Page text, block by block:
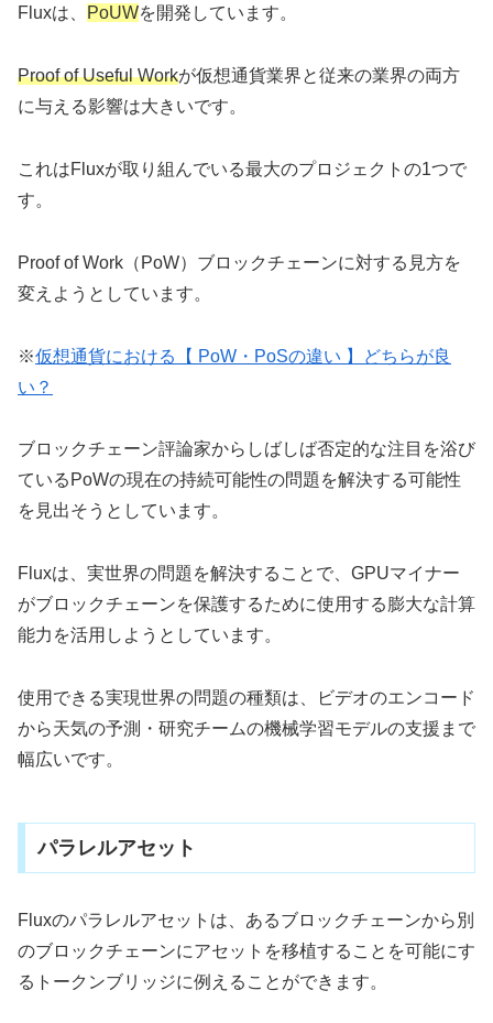
Fluxは、 PoUWを開発しています。
Proof of Useful Workが仮想通貨業界と従来の業界の両方
に与える影響は大きいです。
これはFluxが取り組んでいる最大のプロジェクトの1つで
す。
Proof of Work（PoW）ブロックチェーンに対する見方を
変えようとしています。
※仮想通貨における【 PoW・PoSの違い 】どちらが良
い？
ブロックチェーン評論家からしばしば否定的な注目を浴び
ているPoWの現在の持続可能性の問題を解決する可能性
を見出そうとしています。
Fluxは、実世界の問題を解決することで、GPUマイナー
がブロックチェーンを保護するために使用する膨大な計算
能力を活用しようとしています。
使用できる実現世界の問題の種類は、ビデオのエンコード
から天気の予測・研究チームの機械学習モデルの支援まで
幅広いです。
パラレルアセット
Fluxのパラレルアセットは、あるブロックチェーンから別
のブロックチェーンにアセットを移植することを可能にす
るトークンブリッジに例えることができます。